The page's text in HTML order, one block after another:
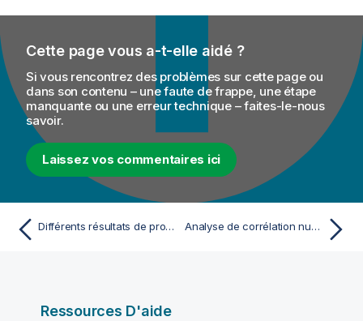
Cette page vous a-t-elle aidé ?
Si vous rencontrez des problèmes sur cette page ou
dans son contenu – une faute de frappe, une étape
manquante ou une erreur technique – faites-le-nous
savoir.
Laissez vos commentaires ici
Différents résultats de profiling lors de l'exécution d'analyses de colonnes avec les moteurs Java et SQL Analyse de corrélation numérique
Ressources D'aide